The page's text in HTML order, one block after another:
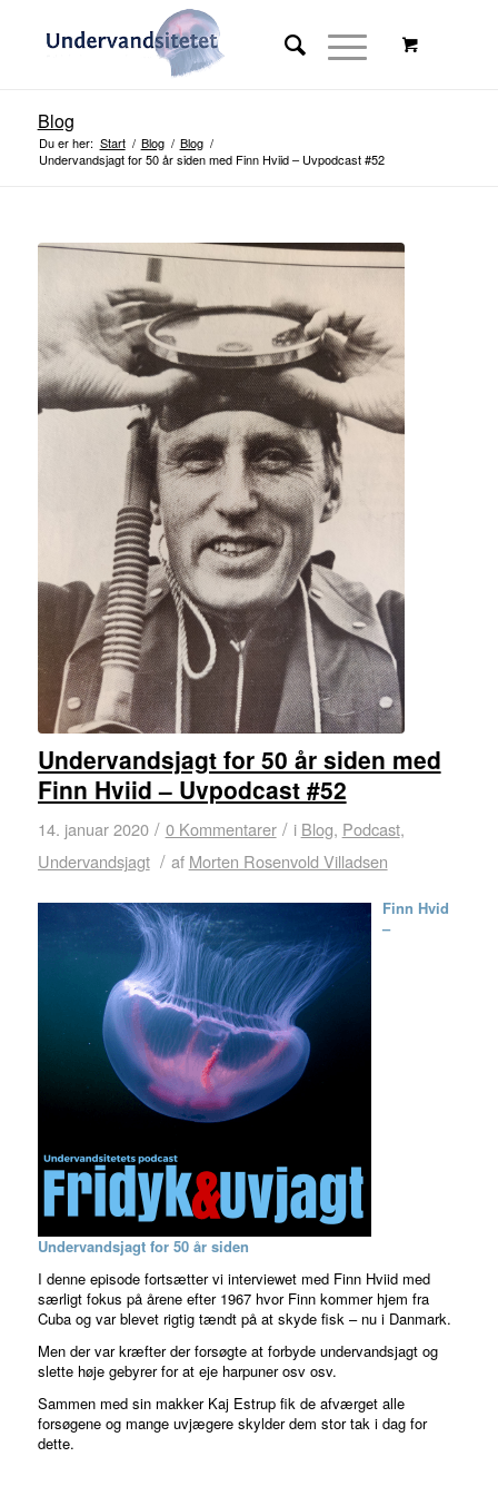
Blog
Du er her: Start / Blog / Blog /
Undervandsjagt for 50 år siden med Finn Hviid – Uvpodcast #52
Undervandsjagt for 50 år siden med
Finn Hviid – Uvpodcast #52
14. januar 2020 / 0 Kommentarer / i Blog, Podcast,
Undervandsjagt / af Morten Rosenvold Villadsen
Finn Hvid
–
Undervandsjagt for 50 år siden
I denne episode fortsætter vi interviewet med Finn Hviid med
særligt fokus på årene efter 1967 hvor Finn kommer hjem fra
Cuba og var blevet rigtig tændt på at skyde fisk – nu i Danmark.
Men der var kræfter der forsøgte at forbyde undervandsjagt og
slette høje gebyrer for at eje harpuner osv osv.
Sammen med sin makker Kaj Estrup fik de afværget alle
forsøgene og mange uvjægere skylder dem stor tak i dag for
dette.